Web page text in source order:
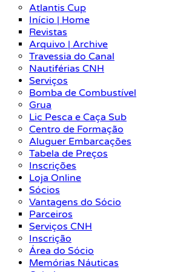
Atlantis Cup
Início | Home
Revistas
Arquivo | Archive
Travessia do Canal
Nautiférias CNH
Serviços
Bomba de Combustível
Grua
Lic Pesca e Caça Sub
Centro de Formação
Aluguer Embarcações
Tabela de Preços
Inscrições
Loja Online
Sócios
Vantagens do Sócio
Parceiros
Serviços CNH
Inscrição
Área do Sócio
Memórias Náuticas